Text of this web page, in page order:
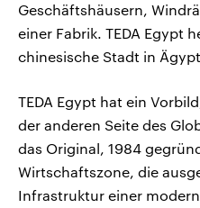
Geschäftshäusern,
einer Fabrik. TEDA Egypt
chinesische Stadt in
TEDA Egypt hat ein
der anderen Seite des
das Original, 1984
Wirtschaftszone, die
Infrastruktur einer